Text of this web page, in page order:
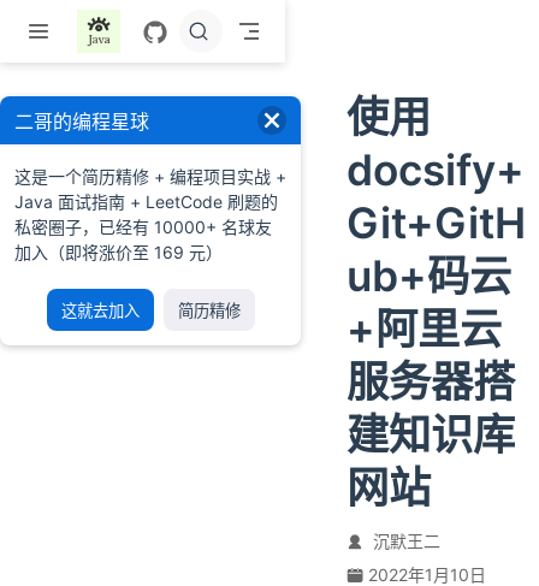
跳至主要內容
使用
docsify+
Git+GitH
ub+码云
+阿里云
服务器搭
建知识库
网站
沉默王二
2022年1月10日
二哥的编程星球
这是一个简历精修 + 编程项目实战 +
Java 面试指南 + LeetCode 刷题的
私密圈子，已经有 10000+ 名球友
加入（即将涨价至 169 元）
这就去加入 简历精修